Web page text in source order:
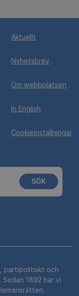
Aktuellt
Nyhetsbrev
Om webbplatsen
In English
Cookieinställningar
SÖK
partipolitiskt och
1892 har vi